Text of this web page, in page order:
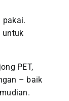
pakai.
untuk
PET,
– baik